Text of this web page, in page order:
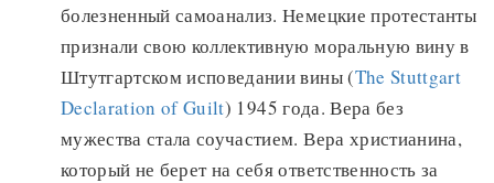
болезненный самоанализ. Немецкие протестанты
признали свою коллективную моральную вину в
Штутгартском исповедании вины (The Stuttgart
Declaration of Guilt) 1945 года. Вера без
мужества стала соучастием. Вера христианина,
который не берет на себя ответственность за